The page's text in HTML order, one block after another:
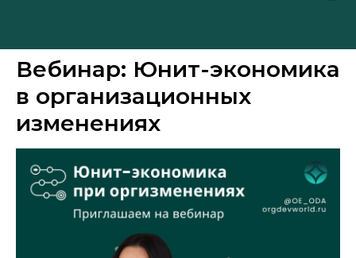
Вебинар: Юнит-экономика
в организационных
изменениях